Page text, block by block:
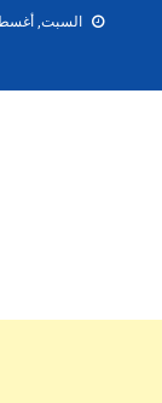
السبت, أغسطس 08,